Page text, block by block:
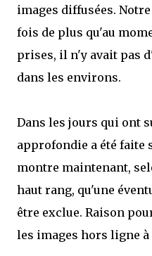
images diffusées.
fois de plus qu'au
prises, il n'y avait pas
dans les environs.
Dans les jours qui ont
approfondie a été faite
montre maintenant,
haut rang, qu'une
être exclue. Raison
les images hors ligne à